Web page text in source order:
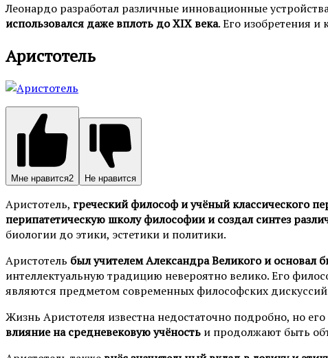
Леонардо разработал различные инновационные
использовался даже вплоть до XIX века. Его изобретения
Аристотель
Мне нравится2 Не нравится
Аристотель, греческий философ и учёный классического
перипатетическую школу философии и создал синтез
биологии до этики, эстетики и политики.
Аристотель был учителем Александра Великого и основал
интеллектуальную традицию невероятно велико. Его
являются предметом современных философских
Жизнь Аристотеля известна недостаточно подробно, но
влияние на средневековую учёность и продолжают быть